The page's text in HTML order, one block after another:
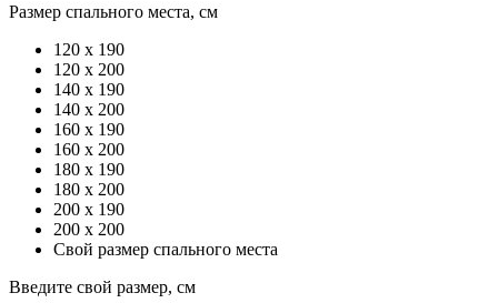
Размер спального места, см
120 х 190
120 x 200
140 x 190
140 x 200
160 x 190
160 x 200
180 x 190
180 x 200
200 x 190
200 x 200
Свой размер спального места
Введите свой размер, см